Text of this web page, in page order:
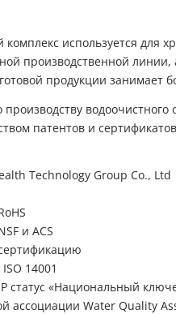
используется для
производственной линии,
продукции занимает
водоочистного
патентов и
Technology Group Co., Ltd
и ACS
14001
статус «Национальный
ассоциации Water Quality